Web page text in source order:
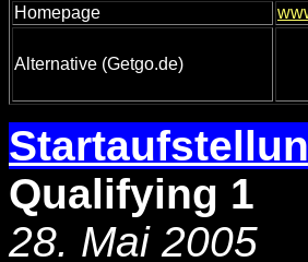
Homepage
Alternative (Getgo.de)
Qualifying 1
28. Mai 2005